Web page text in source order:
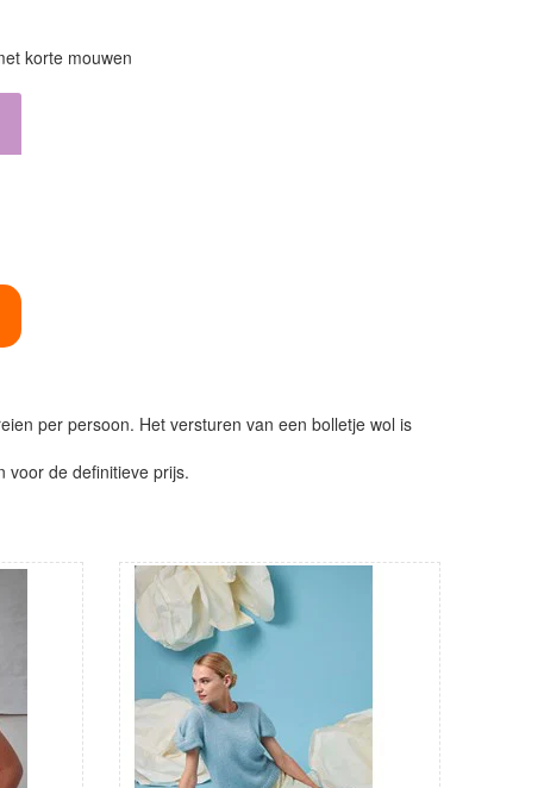
korte mouwen
per persoon. Het versturen van een bolletje wol is
voor de definitieve prijs.